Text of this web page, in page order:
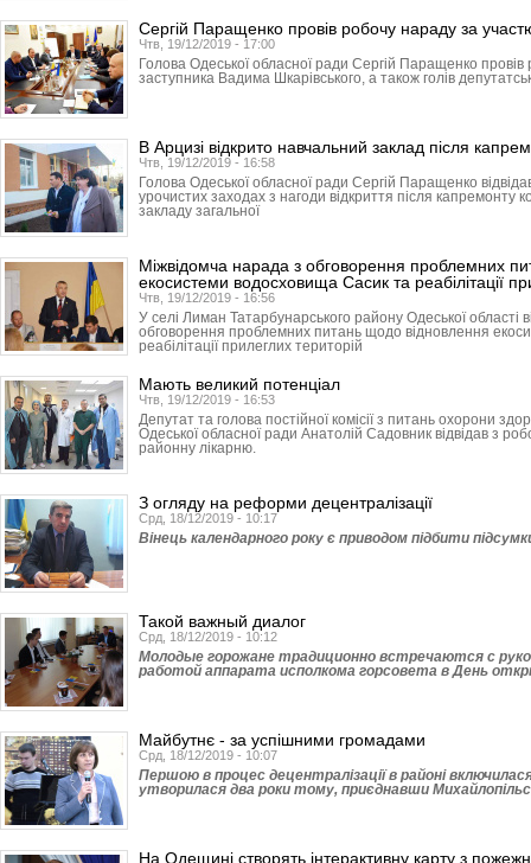
Сергій Паращенко провів робочу нараду за
Чтв, 19/12/2019 - 17:00
Голова Одеської обласної ради Сергій Паращенко
заступника Вадима Шкарівського, а також голів
В Арцизі відкрито навчальний заклад після
Чтв, 19/12/2019 - 16:58
Голова Одеської обласної ради Сергій Паращенко
урочистих заходах з нагоди відкриття після капремонту
закладу загальної
Міжвідомча нарада з обговорення проблемних
екосистеми водосховища Сасик та реабілітації
Чтв, 19/12/2019 - 16:56
У селі Лиман Татарбунарського району Одеської області
обговорення проблемних питань щодо відновлення
реабілітації прилеглих територій
Мають великий потенціал
Чтв, 19/12/2019 - 16:53
Депутат та голова постійної комісії з питань охорони
Одеської обласної ради Анатолій Садовник відвідав з
районну лікарню.
З огляду на реформи децентралізації
Срд, 18/12/2019 - 10:17
Вінець календарного року є приводом підбити
Такой важный диалог
Срд, 18/12/2019 - 10:12
Молодые горожане традиционно встречаются с
работой аппарата исполкома горсовета в День
Майбутнє - за успішними громадами
Срд, 18/12/2019 - 10:07
Першою в процес децентралізації в районі
утворилася два роки тому, приєднавши
На Одещині створять інтерактивну карту з